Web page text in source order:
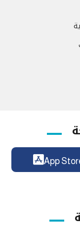
App